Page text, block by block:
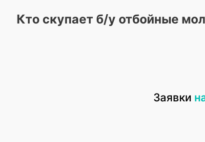
Кто скупает б/у отбойные
этим. Мы все быстро оформим и в скором времени
Заявки